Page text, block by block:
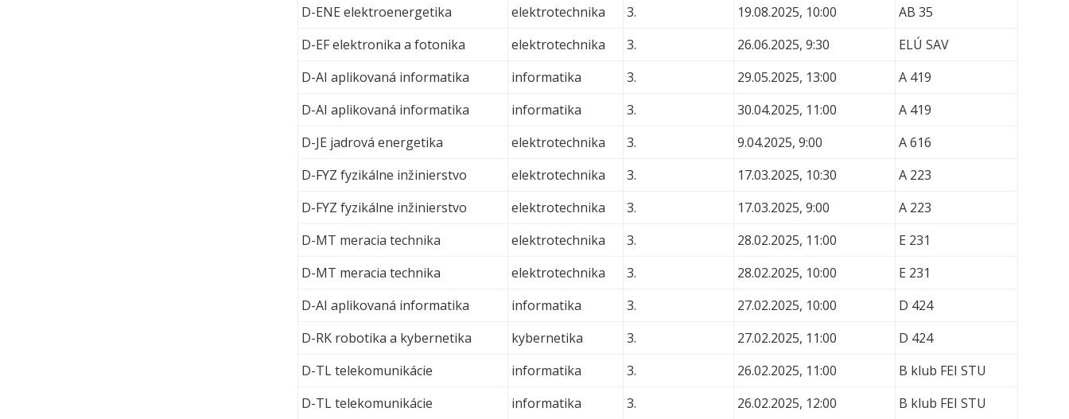
D-ENE elektroenergetika
elektrotechnika 3. 19.08.2025, 10:00
AB 35
D-EF elektronika a fotonika
elektrotechnika 3. 26.06.2025, 9:30
ELÚ SAV
D-AI aplikovaná informatika
informatika 3. 29.05.2025, 13:00
A 419
D-AI aplikovaná informatika
informatika 3. 30.04.2025, 11:00
A 419
D-JE jadrová energetika
elektrotechnika 3. 9.04.2025, 9:00
A 616
D-FYZ fyzikálne inžinierstvo
elektrotechnika 3. 17.03.2025, 10:30
A 223
D-FYZ fyzikálne inžinierstvo
elektrotechnika 3. 17.03.2025, 9:00
A 223
D-MT meracia technika
elektrotechnika 3. 28.02.2025, 11:00
E 231
D-MT meracia technika
elektrotechnika 3. 28.02.2025, 10:00
E 231
D-AI aplikovaná informatika
informatika 3. 27.02.2025, 10:00
D 424
D-RK robotika a kybernetika
kybernetika 3. 27.02.2025, 11:00
D 424
D-TL telekomunikácie
informatika 3. 26.02.2025, 11:00
B klub FEI STU
D-TL telekomunikácie
informatika 3. 26.02.2025, 12:00
B klub FEI STU